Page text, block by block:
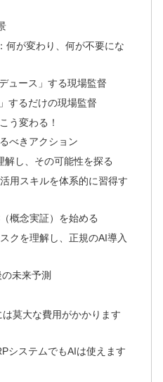
何が変わり、何が不要にな
ュース」する現場監督
するだけの現場監督
う変わる！
べきアクション
解し、その可能性を探る
用スキルを体系的に習得す
概念実証）を始める
クを理解し、正規のAI導入
未来予測
莫大な費用がかかります
システムでもAIは使えます